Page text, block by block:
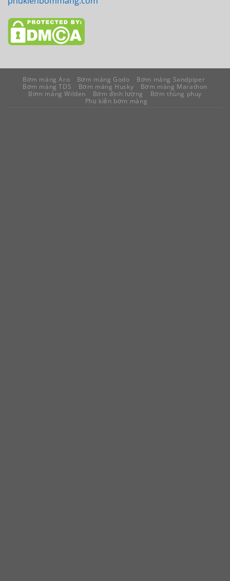
Bơm màng Aro Bơm màng Godo
Bơm màng Sandpiper
Bơm màng TDS
Bơm màng Husky
Bơm màng Marathon
Bơm màng Wilden
Bơm định lượng
Bơm thùng phuy
Phụ kiện bơm màng